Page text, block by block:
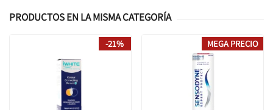
PRODUCTOS EN LA MISMA CATEGORÍA
-21% MEGA PRECIO